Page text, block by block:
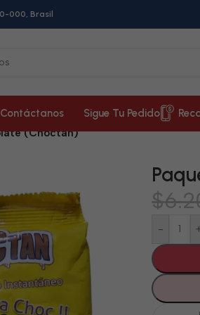
000, Brasil
Contáctanos Sigue Tu Pedido
(Choctan)
$
-